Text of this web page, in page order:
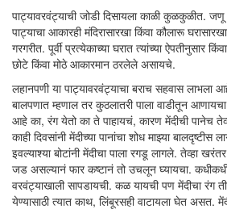
पाट्यावरवंट्याची जोडी दिसायला काळी कुळकुळीत. जणू
पाट्याचा आकारही मंदिरासारखा किंवा कौलारू
गरगरीत. पूर्वी प्रत्येकाच्या घरात त्यांच्या ऐपतीनुसार
छोटे किंवा मोठे आकारमान ठरलेले असायचे.
लहानपणी या पाट्यावरवंट्याचा बराच सहवास लाभला
बालपणात म्हणाल तर कुठलातरी पाला वाडीतून
आहे का, रंग येतो का ते पाहायचं, कारण मेंदीची पानेच
काही दिवसांनी मेंदीच्या पानांचा शोध माझ्या बालदृष्टीस
इवल्याश्या बोटांनी मेंदीचा पाला रगडू लागले. तेव्हा
जड असल्यानं फार कष्टानं तो उचलून घ्यायचा. कधीकधी
वरवंट्याखाली सापडायची. कळ यायची पण मेंदीचा रंग
येण्यासाठी त्यात काथ, लिंबूरसही वाटायला घेत असत.